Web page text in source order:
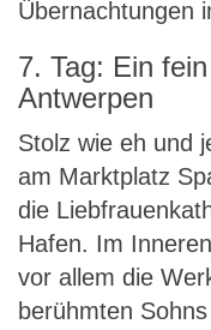
Übernachtungen
7. Tag: Ein
Antwerpen
Stolz wie eh und
am Marktplatz
die
Hafen. Im
vor allem die
berühmten